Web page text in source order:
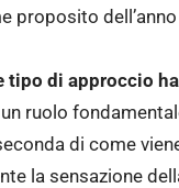
proposito
di approccio
ruolo
di come
la sensazione